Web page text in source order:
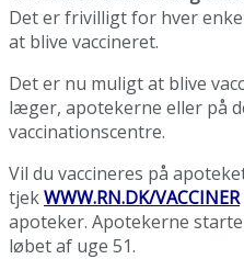
Det er frivilligt for hver
at blive vaccineret.
Det er nu muligt at blive
læger, apotekerne eller på
vaccinationscentre.
Vil du vaccineres på
tjekWWW.RN.DK/VACCINER
apoteker. Apotekerne
løbet af uge 51.